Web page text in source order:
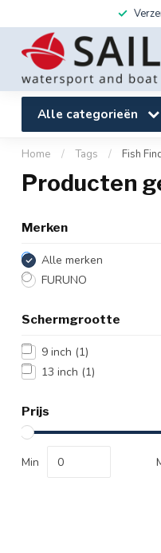
Alle categorieën
Home / Tags / Fish
Producten
Merken
Alle merken
FURUNO
Schermgrootte
9 inch (1)
13 inch (1)
Prijs
Min